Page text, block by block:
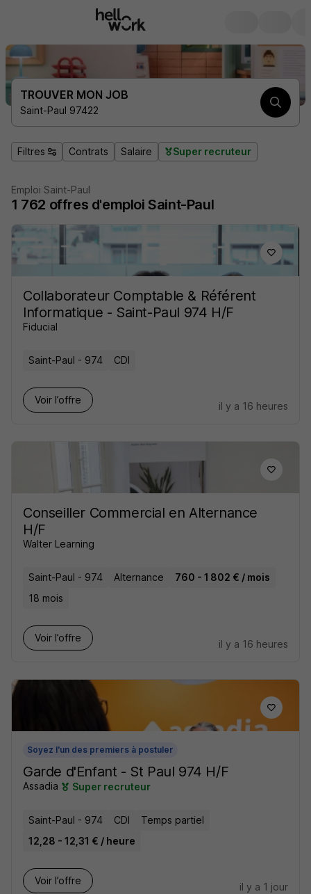
TROUVER MON JOB
Saint-Paul 97422
Filtres Contrats Salaire Super recruteur
Emploi Saint-Paul
1 762 offres d'emploi Saint-Paul
Collaborateur Comptable & Référent
Informatique - Saint-Paul 974 H/F
Fiducial
Saint-Paul - 974 CDI
Voir l’offre
il y a 16 heures
Conseiller Commercial en Alternance
H/F
Walter Learning
Saint-Paul - 974 Alternance
760 - 1 802 € / mois
18 mois
Voir l’offre
il y a 16 heures
Soyez l'un des premiers à postuler
Garde d'Enfant - St Paul 974 H/F
Assadia Super recruteur
Saint-Paul - 974 CDI
Temps partiel
12,28 - 12,31 € / heure
Voir l’offre
il y a 1 jour